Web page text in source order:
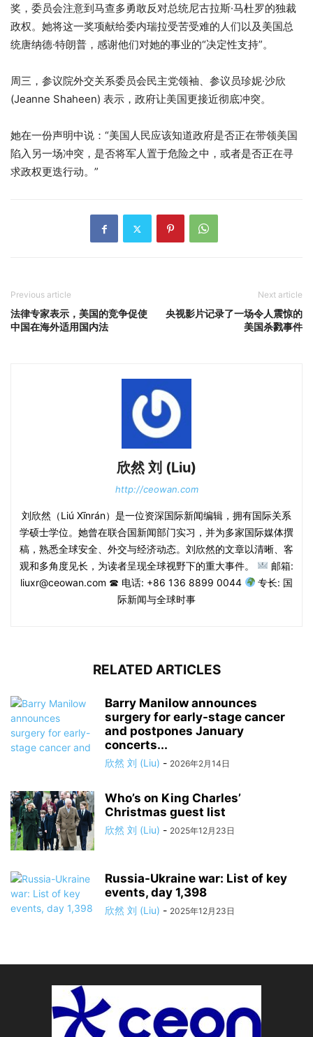
奖，委员会注意到马查多勇敢反对总统尼古拉斯·马杜罗的独裁
政权。她将这一奖项献给委内瑞拉受苦受难的人们以及美国总
统唐纳德·特朗普，感谢他们对她的事业的“决定性支持”。
周三，参议院外交关系委员会民主党领袖、参议员珍妮·沙欣
(Jeanne Shaheen) 表示，政府让美国更接近彻底冲突。
她在一份声明中说：“美国人民应该知道政府是否正在带领美国
陷入另一场冲突，是否将军人置于危险之中，或者是否正在寻
求政权更迭行动。”
Previous article
法律专家表示，美国的竞争促使
中国在海外适用国内法
Next article
央视影片记录了一场令人震惊的
美国杀戮事件
欣然 刘 (Liu)
http://ceowan.com
刘欣然（Liú Xīnrán）是一位资深国际新闻编辑，拥有国际关系
学硕士学位。她曾在联合国新闻部门实习，并为多家国际媒体撰
稿，熟悉全球安全、外交与经济动态。刘欣然的文章以清晰、客
观和多角度见长，为读者呈现全球视野下的重大事件。
邮箱:
liuxr@ceowan.com ☎ 电话: +86 136 8899 0044
专长: 国
际新闻与全球时事
RELATED ARTICLES
Barry Manilow announces
surgery for early-stage cancer
and postpones January
concerts...
欣然 刘 (Liu) - 2026年2月14日
Who’s on King Charles’
Christmas guest list
欣然 刘 (Liu) - 2025年12月23日
Russia-Ukraine war: List of key
events, day 1,398
欣然 刘 (Liu) - 2025年12月23日